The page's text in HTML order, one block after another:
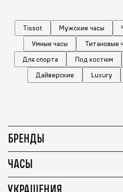
Tissot Мужские часы
Умные часы
Титановые
Для спорта
Под костюм
Дайверские
Luxury
БРЕНДЫ
ЧАСЫ
УКРАШЕНИЯ